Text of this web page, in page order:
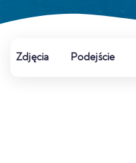
Zdjęcia Podejście